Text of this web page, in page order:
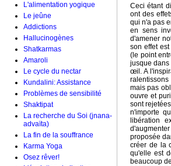
L'alimentation yogique
Le jeûne
Addictions
Hallucinogènes
Shatkarmas
Amaroli
Le cycle du nectar
Kundalini: Assistance
Problèmes de sensibilité
Shaktipat
La recherche du Soi (jnana-
advaïta)
La fin de la souffrance
Karma Yoga
Osez rêver!
Ceci étant
ont des
qui n'a pas
en sens
d'amener
son effet
(le point
jusque
œil. A
mais pas
ouvre et
sont
n'importe
libération
proposée
créer de la
qu'elle est
beaucoup